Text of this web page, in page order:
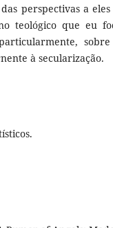
perspectivas a
teológico que eu
à secularização.